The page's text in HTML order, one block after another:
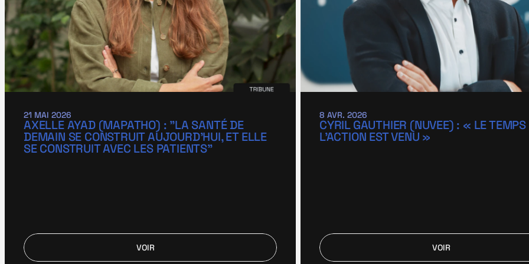
21 MAI 2026
AXELLE AYAD (MAPATHO) : "LA SANTÉ DE
DEMAIN SE CONSTRUIT AUJOURD’HUI, ET ELLE
SE CONSTRUIT AVEC LES PATIENTS"
VOIR
8 AVR. 2026
CYRIL GAUTHIER (NUVEE) : « LE TEMPS
L’ACTION EST VENU »
VOIR